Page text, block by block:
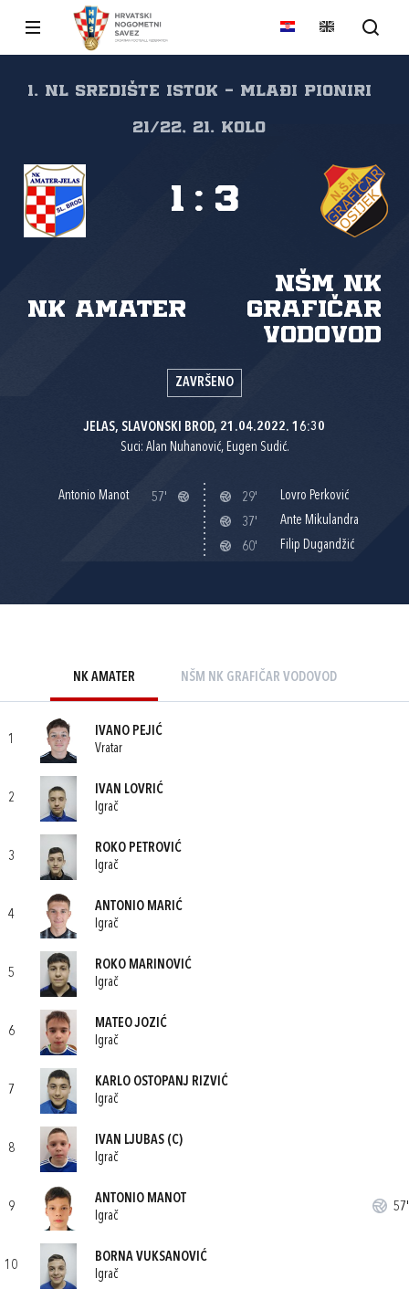
1. NL Središte Istok - Mlađi pioniri
21/22, 21. kolo
NK Amater
NŠM NK
Grafičar
Vodovod
1 : 3
ZAVRŠENO
JELAS, SLAVONSKI BROD, 21.04.2022. 16:30
Suci: Alan Nuhanović, Eugen Sudić.
Antonio Manot 57' 29'
Lovro Perković
37'
Ante Mikulandra
60'
Filip Dugandžić
NK AMATER NŠM NK GRAFIČAR VODOVOD
1
IVANO PEJIĆ
Vratar
2
IVAN LOVRIĆ
Igrač
3
ROKO PETROVIĆ
Igrač
4
ANTONIO MARIĆ
Igrač
5
ROKO MARINOVIĆ
Igrač
6
MATEO JOZIĆ
Igrač
7
KARLO OSTOPANJ RIZVIĆ
Igrač
8
IVAN LJUBAS (C)
Igrač
9
ANTONIO MANOT
Igrač
57'
10
BORNA VUKSANOVIĆ
Igrač